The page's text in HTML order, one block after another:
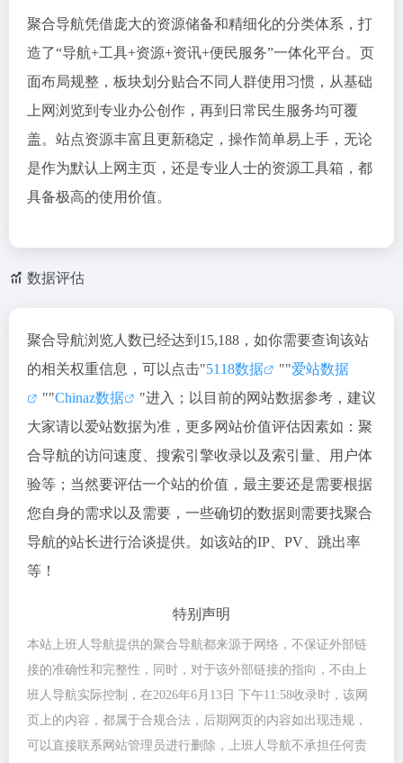
聚合导航凭借庞大的资源储备和精细化的分类体系，打
造了“导航+工具+资源+资讯+便民服务”一体化平台。页
面布局规整，板块划分贴合不同人群使用习惯，从基础
上网浏览到专业办公创作，再到日常民生服务均可覆
盖。站点资源丰富且更新稳定，操作简单易上手，无论
是作为默认上网主页，还是专业人士的资源工具箱，都
具备极高的使用价值。
数据评估
聚合导航浏览人数已经达到15,188，如你需要查询该站
的相关权重信息，可以点击"5118数据 ""爱站数据
""Chinaz数据
"进入；以目前的网站数据参考，建议
大家请以爱站数据为准，更多网站价值评估因素如：聚
合导航的访问速度、搜索引擎收录以及索引量、用户体
验等；当然要评估一个站的价值，最主要还是需要根据
您自身的需求以及需要，一些确切的数据则需要找聚合
导航的站长进行洽谈提供。如该站的IP、PV、跳出率
等！
特别声明
本站上班人导航提供的聚合导航都来源于网络，不保证外部链
接的准确性和完整性，同时，对于该外部链接的指向，不由上
班人导航实际控制，在2026年6月13日 下午11:58收录时，该网
页上的内容，都属于合规合法，后期网页的内容如出现违规，
可以直接联系网站管理员进行删除，上班人导航不承担任何责